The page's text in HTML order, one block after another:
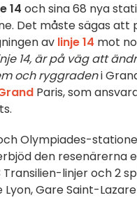
14 och sina 68 nya
Det måste sägas att
av linje 14 mot
14, är på väg att
och ryggradeni
Paris, som
Olympiades-
den resenärerna
linjer och 2
Gare Saint-